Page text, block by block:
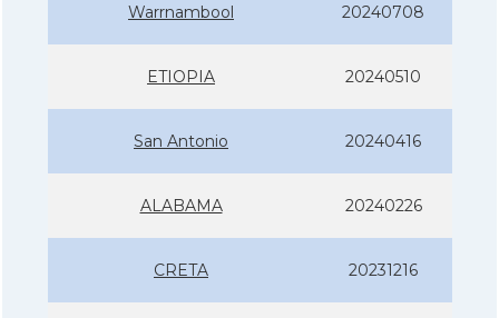
Warrnambool 20240708
ETIOPIA 20240510
San Antonio 20240416
ALABAMA 20240226
CRETA 20231216